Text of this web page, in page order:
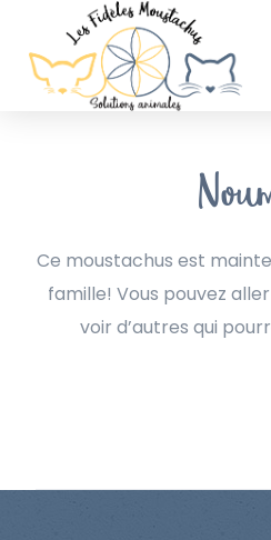
Ce moustachus est
famille! Vous pouvez
voir d’autres qui